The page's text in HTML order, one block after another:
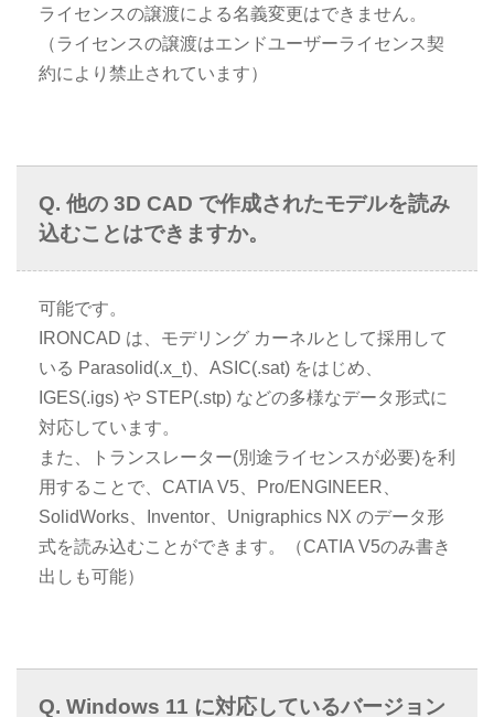
ライセンスの譲渡による名義変更はできません。
（ライセンスの譲渡はエンドユーザーライセンス契
約により禁止されています）
他の 3D CAD で作成されたモデルを読み
込むことはできますか。
可能です。
IRONCAD は、モデリング カーネルとして採用して
いる Parasolid(.x_t)、ASIC(.sat) をはじめ、
IGES(.igs) や STEP(.stp) などの多様なデータ形式に
対応しています。
また、トランスレーター(別途ライセンスが必要)を利
用することで、CATIA V5、Pro/ENGINEER、
SolidWorks、Inventor、Unigraphics NX のデータ形
式を読み込むことができます。（CATIA V5のみ書き
出しも可能）
Windows 11 に対応しているバージョン